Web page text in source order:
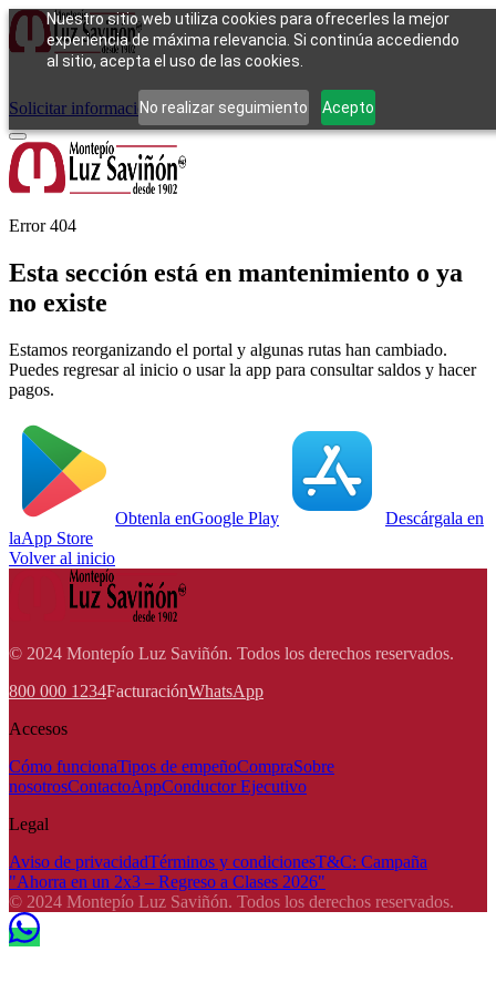
Nuestro sitio web utiliza cookies para ofrecerles la mejor
experiencia de máxima relevancia. Si continúa accediendo
al sitio, acepta el uso de las cookies.
No realizar seguimiento Acepto
Cómo funcionaTipos de empeñoCompraContacto
Solicitar información Iniciar sesión
Error 404
Esta sección está en mantenimiento o ya
no existe
Estamos reorganizando el portal y algunas rutas han cambiado.
Puedes regresar al inicio o usar la app para consultar saldos y hacer
pagos.
Obtenla enGoogle Play
Descárgala en
laApp Store
Volver al inicio
© 2024 Montepío Luz Saviñón. Todos los derechos reservados.
800 000 1234FacturaciónWhatsApp
Accesos
Cómo funcionaTipos de empeñoCompraSobre
nosotrosContactoAppConductor Ejecutivo
Legal
Aviso de privacidadTérminos y condicionesT&C: Campaña
"Ahorra en un 2x3 – Regreso a Clases 2026"
© 2024 Montepío Luz Saviñón. Todos los derechos reservados.